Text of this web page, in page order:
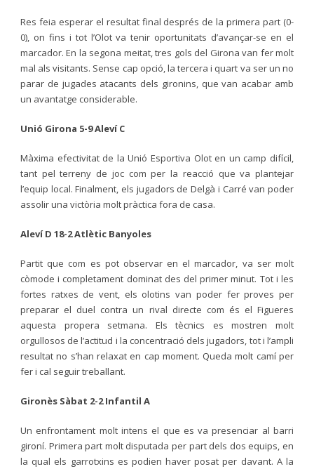
Res feia esperar el resultat final després de la primera part (0-
0), on fins i tot l’Olot va tenir oportunitats d’avançar-se en el
marcador. En la segona meitat, tres gols del Girona van fer molt
mal als visitants. Sense cap opció, la tercera i quart va ser un no
parar de jugades atacants dels gironins, que van acabar amb
un avantatge considerable.
Unió Girona 5-9 Aleví C
Màxima efectivitat de la Unió Esportiva Olot en un camp difícil,
tant pel terreny de joc com per la reacció que va plantejar
l’equip local. Finalment, els jugadors de Delgà i Carré van poder
assolir una victòria molt pràctica fora de casa.
Aleví D 18-2 Atlètic Banyoles
Partit que com es pot observar en el marcador, va ser molt
còmode i completament dominat des del primer minut. Tot i les
fortes ratxes de vent, els olotins van poder fer proves per
preparar el duel contra un rival directe com és el Figueres
aquesta propera setmana. Els tècnics es mostren molt
orgullosos de l’actitud i la concentració dels jugadors, tot i l’ampli
resultat no s’han relaxat en cap moment. Queda molt camí per
fer i cal seguir treballant.
Gironès Sàbat 2-2 Infantil A
Un enfrontament molt intens el que es va presenciar al barri
gironí. Primera part molt disputada per part dels dos equips, en
la qual els garrotxins es podien haver posat per davant. A la